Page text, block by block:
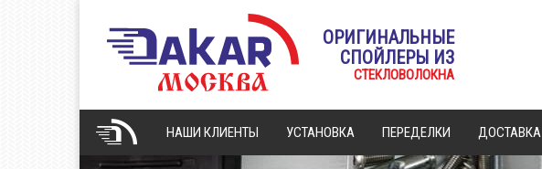
ОРИГИНАЛЬНЫЕ
СПОЙЛЕРЫ ИЗ
СТЕКЛОВОЛОКНА
НАШИ КЛИЕНТЫ УСТАНОВКА ПЕРЕДЕЛКИ ДОСТАВКА